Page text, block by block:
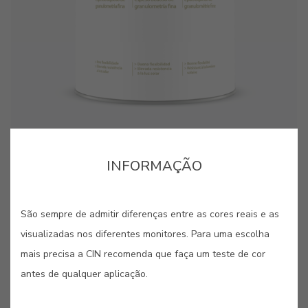
PARTILHAR
INFORMAÇÃO
São sempre de admitir diferenças entre as cores reais e as
visualizadas nos diferentes monitores. Para uma escolha
mais precisa a CIN recomenda que faça um teste de cor
antes de qualquer aplicação.